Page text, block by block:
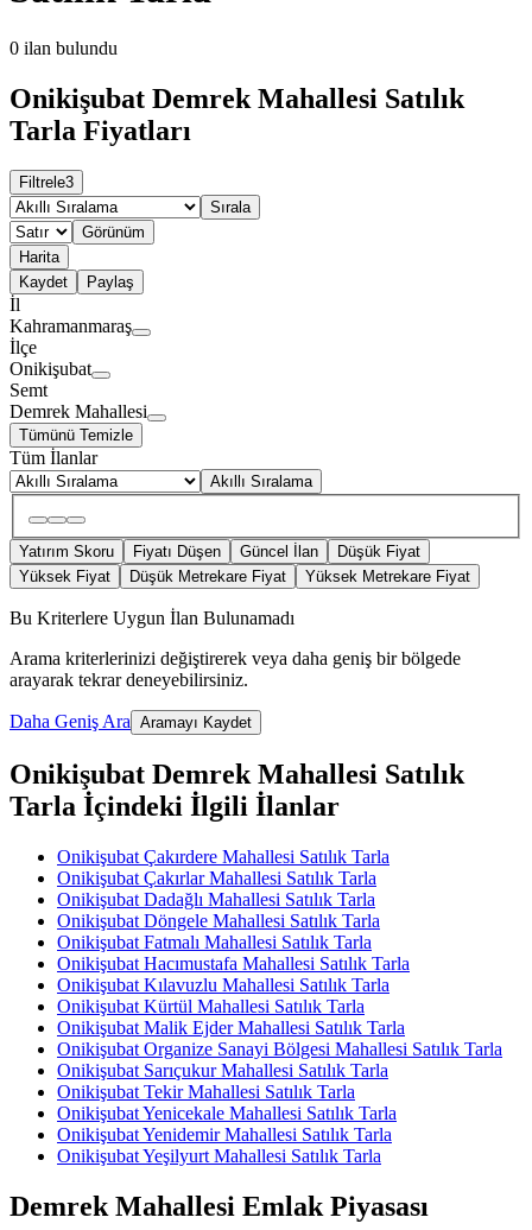
0 ilan bulundu
Onikişubat Demrek Mahallesi Satılık
Tarla Fiyatları
Filtrele3
Sırala
Görünüm
Harita
Kaydet
Paylaş
İl
Kahramanmaraş
İlçe
Onikişubat
Semt
Demrek Mahallesi
Tümünü Temizle
Tüm İlanlar
Akıllı Sıralama
Yatırım Skoru Fiyatı Düşen Güncel İlan
Düşük Fiyat
Yüksek Fiyat
Düşük Metrekare Fiyat Yüksek Metrekare Fiyat
Bu Kriterlere Uygun İlan Bulunamadı
Arama kriterlerinizi değiştirerek veya daha geniş bir bölgede
arayarak tekrar deneyebilirsiniz.
Daha Geniş Ara Aramayı Kaydet
Onikişubat Demrek Mahallesi Satılık
Tarla İçindeki İlgili İlanlar
Onikişubat Çakırdere Mahallesi Satılık Tarla
Onikişubat Çakırlar Mahallesi Satılık Tarla
Onikişubat Dadağlı Mahallesi Satılık Tarla
Onikişubat Döngele Mahallesi Satılık Tarla
Onikişubat Fatmalı Mahallesi Satılık Tarla
Onikişubat Hacımustafa Mahallesi Satılık Tarla
Onikişubat Kılavuzlu Mahallesi Satılık Tarla
Onikişubat Kürtül Mahallesi Satılık Tarla
Onikişubat Malik Ejder Mahallesi Satılık Tarla
Onikişubat Organize Sanayi Bölgesi Mahallesi Satılık Tarla
Onikişubat Sarıçukur Mahallesi Satılık Tarla
Onikişubat Tekir Mahallesi Satılık Tarla
Onikişubat Yenicekale Mahallesi Satılık Tarla
Onikişubat Yenidemir Mahallesi Satılık Tarla
Onikişubat Yeşilyurt Mahallesi Satılık Tarla
Demrek Mahallesi Emlak Piyasası